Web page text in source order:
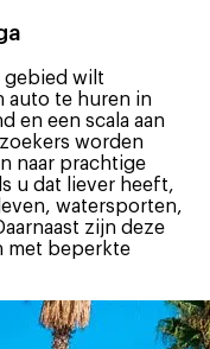
gebied wilt
auto te huren in
en een scala aan
worden
naar prachtige
u dat liever heeft,
watersporten,
zijn deze
met beperkte